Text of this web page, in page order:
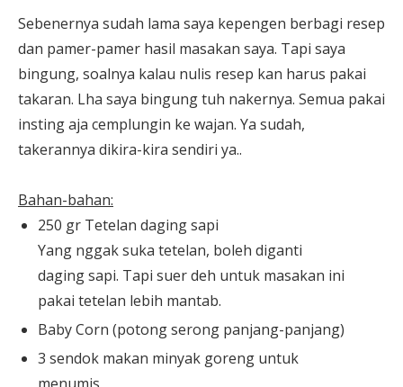
Sebenernya sudah lama saya kepengen berbagi resep
dan pamer-pamer hasil masakan saya. Tapi saya
bingung, soalnya kalau nulis resep kan harus pakai
takaran. Lha saya bingung tuh nakernya. Semua pakai
insting aja cemplungin ke wajan. Ya sudah,
takerannya dikira-kira sendiri ya..
Bahan-bahan:
250 gr Tetelan daging sapi
Yang nggak suka tetelan, boleh diganti
daging sapi. Tapi suer deh untuk masakan ini
pakai tetelan lebih mantab.
Baby Corn (potong serong panjang-panjang)
3 sendok makan minyak goreng untuk